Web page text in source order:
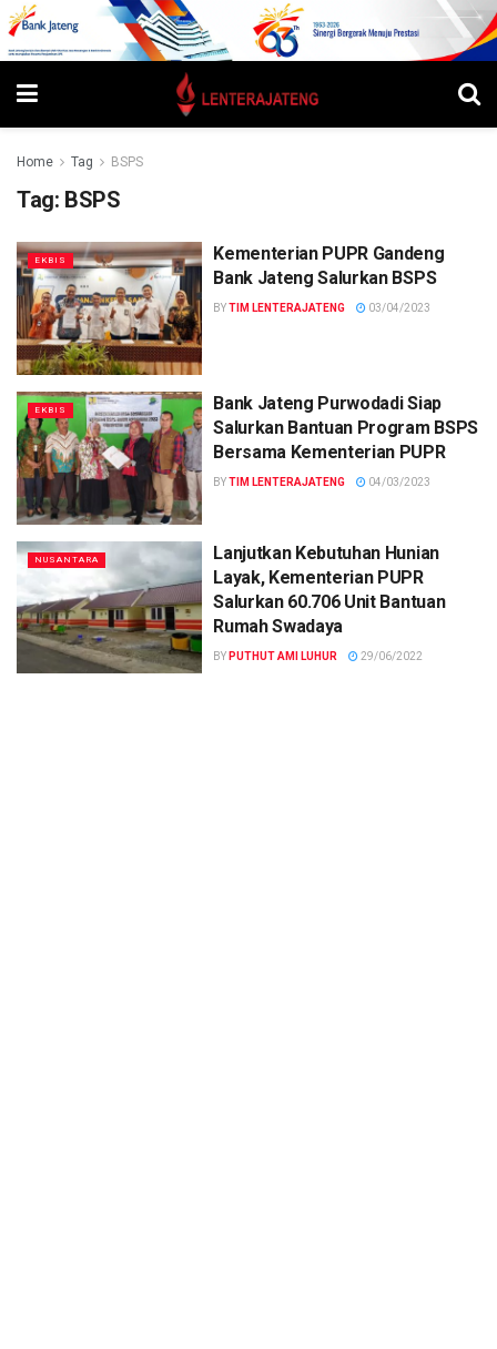
Home Tag BSPS
Tag: BSPS
EKBIS
Kementerian PUPR Gandeng
Bank Jateng Salurkan BSPS
BYTIM LENTERAJATENG 03/04/2023
EKBIS
Bank Jateng Purwodadi Siap
Salurkan Bantuan Program BSPS
Bersama Kementerian PUPR
BYTIM LENTERAJATENG 04/03/2023
NUSANTARA
Lanjutkan Kebutuhan Hunian
Layak, Kementerian PUPR
Salurkan 60.706 Unit Bantuan
Rumah Swadaya
BY PUTHUT AMI LUHUR 29/06/2022